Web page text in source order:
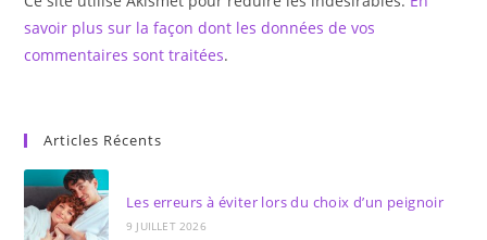
savoir plus sur la façon dont les données de vos
commentaires sont traitées.
Articles Récents
Les erreurs à éviter lors du choix d’un peignoir
9 JUILLET 2026